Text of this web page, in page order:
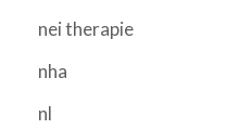
nei therapie
nha
nl